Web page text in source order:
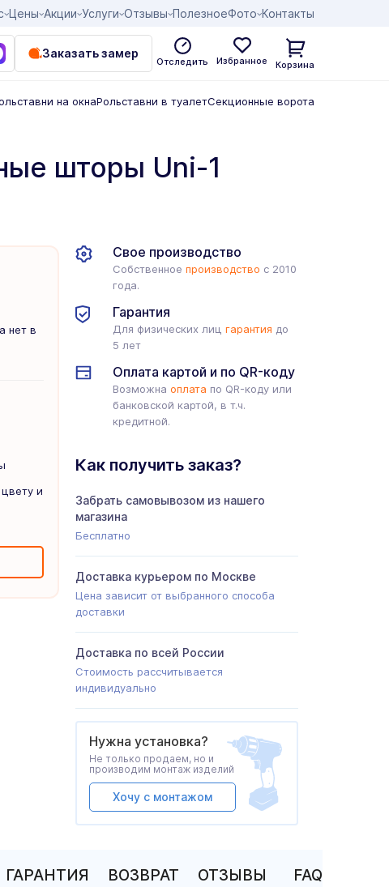
Цены Акции Услуги Отзывы ПолезноеФото Контакты
Заказать замер
Отследить Избранное Корзина
на окнаРольставни в туалетСекционные ворота
шторы Uni-1
нет в
и
Свое производство
Собственноепроизводство с 2010
года.
Гарантия
Для физических лицгарантия до
5 лет
Оплата картой и по QR-коду
Возможнаоплата по QR-коду или
банковской картой, в т.ч.
кредитной.
Как получить заказ?
Забрать самовывозом из нашего
магазина
Бесплатно
Доставка курьером по Москве
Цена зависит от выбранного способа
доставки
Доставка по всей России
Стоимость рассчитывается
индивидуально
Нужна установка?
Не только продаем, но и
производим монтаж изделий
Хочу с монтажом
ГАРАНТИЯ ВОЗВРАТ ОТЗЫВЫ FAQ